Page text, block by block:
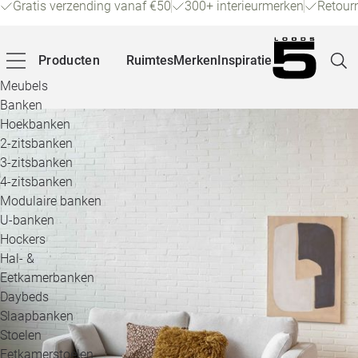
Gratis verzending vanaf €50 300+ interieurmerken
Producten
Meubels
Banken
Hoekbanken
2-zitsbanken
3-zitsbanken
4-zitsbanken
Modulaire banken
U-banken
Hockers
Hal- &
Eetkamerbanken
Daybeds
Slaapbanken
Stoelen
Eetkamerstoelen
RuimtesMerkenInspiratie